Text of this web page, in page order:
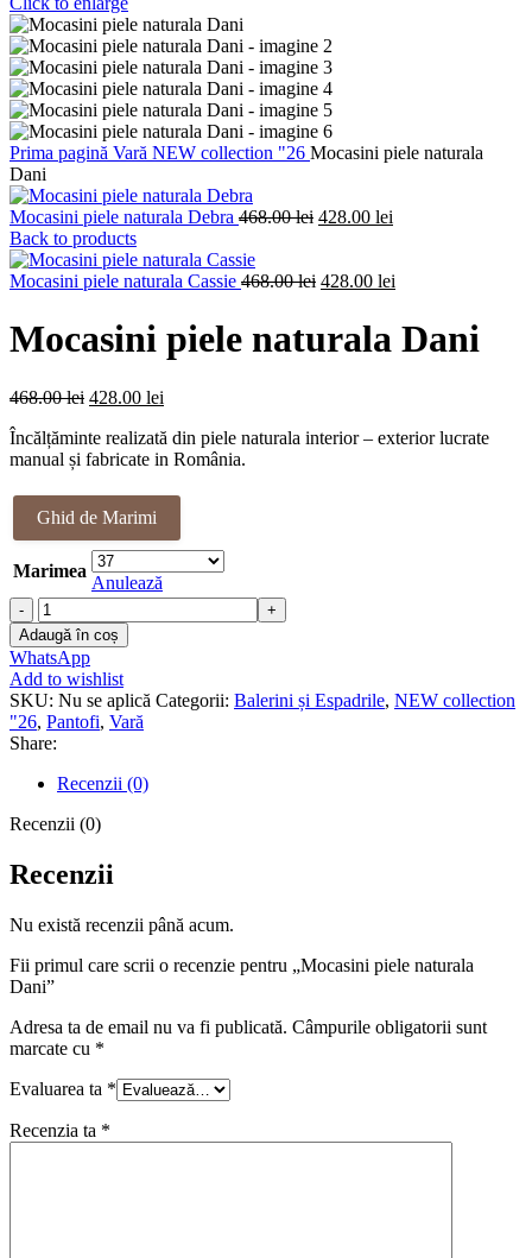
Prima pagină Vară NEW collection "26 Mocasini piele naturala
Dani
Mocasini piele naturala Debra 468.00lei Prețul
fost:
428.00 lei
428.00 lei.
Back to products
Mocasini piele naturala Cassie 468.00lei Prețul
fost:
428.00 lei
este:
428.00 lei.
Mocasini piele naturala Dani
468.00lei Prețul
a
fost:
428.00 lei
este:
428.00 lei.
Încălțăminte realizată din piele naturala interior – exterior lucrate
manual și fabricate in România.
Ghid de Marimi
Marimea
Anulează
Cantitate
Mocasini
piele
naturala
Dani
Adaugă în coș
WhatsApp
Add to wishlist
SKU: Nu se aplică Categorii: Balerini și Espadrile, NEW collection
"26, Pantofi, Vară
Share:
Recenzii (0)
Recenzii (0)
Recenzii
Nu există recenzii până acum.
Fii primul care scrii o recenzie pentru „Mocasini piele naturala
Dani”
Adresa ta de email nu va fi publicată. Câmpurile obligatorii sunt
marcate cu *
Evaluarea ta *
Recenzia ta *